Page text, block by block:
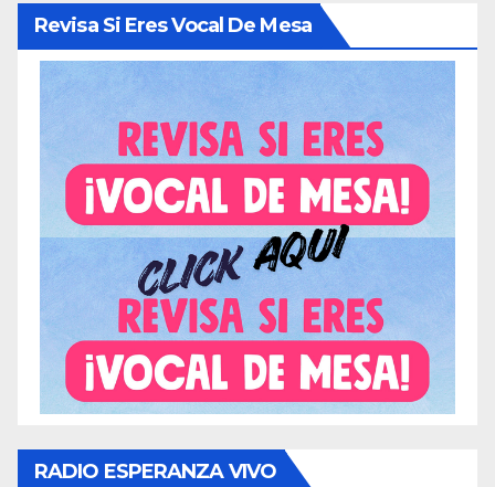
Revisa Si Eres Vocal De Mesa
RADIO ESPERANZA VIVO